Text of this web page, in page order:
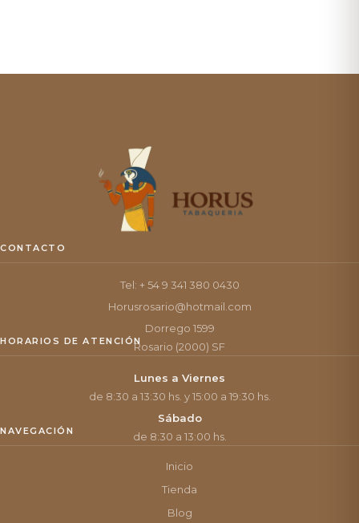
CONTACTO
Tel: + 54 9 341 380 0430
Horusrosario@hotmail.com
Dorrego 1599
Rosario (2000) SF
HORARIOS DE ATENCIÓN
Lunes a Viernes
de 8:30 a 13:30 hs. y 15:00 a 19:30 hs.
Sábado
de 8:30 a 13:00 hs.
NAVEGACIÓN
Inicio
Tienda
Blog